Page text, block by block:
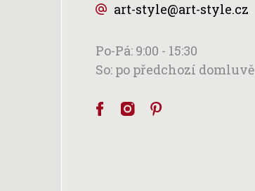
art-style@art-style.cz
Po-Pá: 9:00 - 15:30
So: po předchozí domluvě